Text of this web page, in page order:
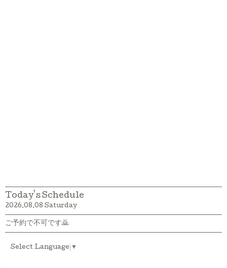
Today's Schedule
2026.08.08 Saturday
ご予約で不可です🙇
Select Language ▼